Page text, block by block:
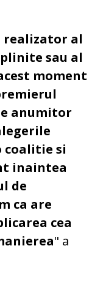
realizator al
sau al
moment
anumitor
coalitie si
inaintea
de
ca are
cea
" a